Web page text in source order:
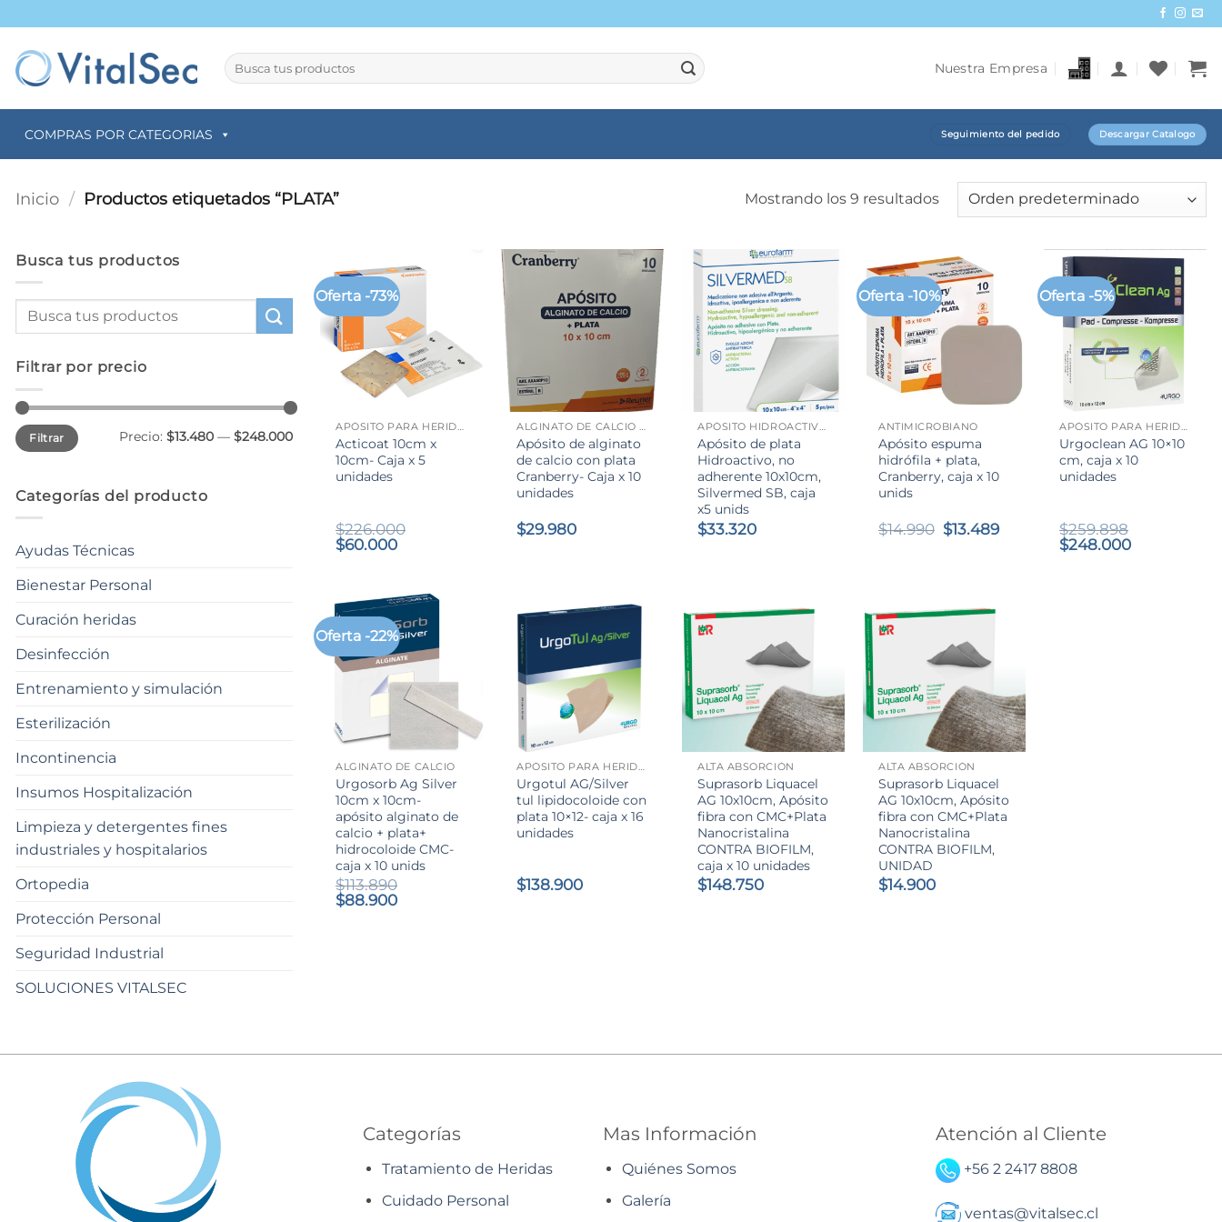
al
contenido
Buscar
por:
Nuestra Empresa
COMPRAS POR CATEGORIAS Seguimiento del pedido Descargar Catalogo
Inicio / Productos etiquetados “PLATA” Mostrando los 9 resultados
Busca tus productos
Filtrar por precio
Precio
mínimo
Precio
máximo
Filtrar Precio: $13.480 — $248.000
Categorías del producto
Ayudas Técnicas
Bienestar Personal
Curación heridas
Desinfección
Entrenamiento y simulación
Esterilización
Incontinencia
Insumos Hospitalización
Limpieza y detergentes fines
industriales y hospitalarios
Ortopedia
Protección Personal
Seguridad Industrial
SOLUCIONES VITALSEC
Oferta -73%
APÓSITO PARA HERIDAS
Acticoat 10cm x
10cm- Caja x 5
unidades
$226.000
El
$226.000.
$60.000El
$60.000.
+
ALGINATO DE CALCIO CON PLATA
Apósito de alginato
de calcio con plata
Cranberry- Caja x 10
unidades
$29.980
APÓSITO HIDROACTIVO CON PLATA
Apósito de plata
Hidroactivo, no
adherente 10x10cm,
Silvermed SB, caja
x5 unids
$33.320
Oferta -10%
ANTIMICROBIANO
Apósito espuma
hidrófila + plata,
Cranberry, caja x 10
unids
$14.990 El
$13.489El
Oferta -5%
APÓSITO PARA HERIDAS
Urgoclean AG 10×10
cm, caja x 10
unidades
$259.898
El
$248.000El
Oferta -22%
+
ALGINATO DE CALCIO
Urgosorb Ag Silver
10cm x 10cm-
apósito alginato de
calcio + plata+
hidrocoloide CMC-
caja x 10 unids
$113.890
El
$88.900El
+
APÓSITO PARA HERIDAS
Urgotul AG/Silver
tul lipidocoloide con
plata 10×12- caja x 16
unidades
$138.900
ALTA ABSORCIÓN
Suprasorb Liquacel
AG 10x10cm, Apósito
fibra con CMC+Plata
Nanocristalina
CONTRA BIOFILM,
caja x 10 unidades
$148.750
ALTA ABSORCIÓN
Suprasorb Liquacel
AG 10x10cm, Apósito
fibra con CMC+Plata
Nanocristalina
CONTRA BIOFILM,
UNIDAD
$14.900
Categorías
Tratamiento de Heridas
Cuidado Personal
Mas Información
Quiénes Somos
Galería
Atención al Cliente
+56 2 2417 8808
ventas@vitalsec.cl